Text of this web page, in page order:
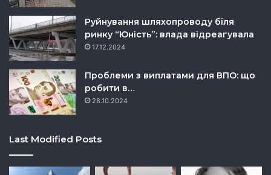
Руйнування шляхопроводу біля
ринку “Юність”: влада відреагувала
17.12.2024
Проблеми з виплатами для ВПО: що
робити в…
28.10.2024
Last Modified Posts